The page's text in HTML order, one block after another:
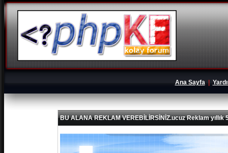
Ana Sayfa|
BU ALANA REKLAM VEREBİLİRSİNİZ.ucuz Reklam yıllık